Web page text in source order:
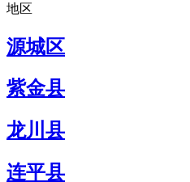
地区
源城区
紫金县
龙川县
连平县